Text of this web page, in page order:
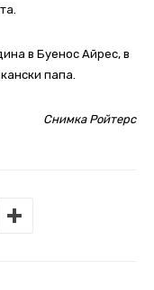
в Буенос Айрес, в
папа.
Снимка Ройтерс